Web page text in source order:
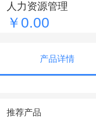
人力资源管理
￥0.00
产品详情
推荐产品